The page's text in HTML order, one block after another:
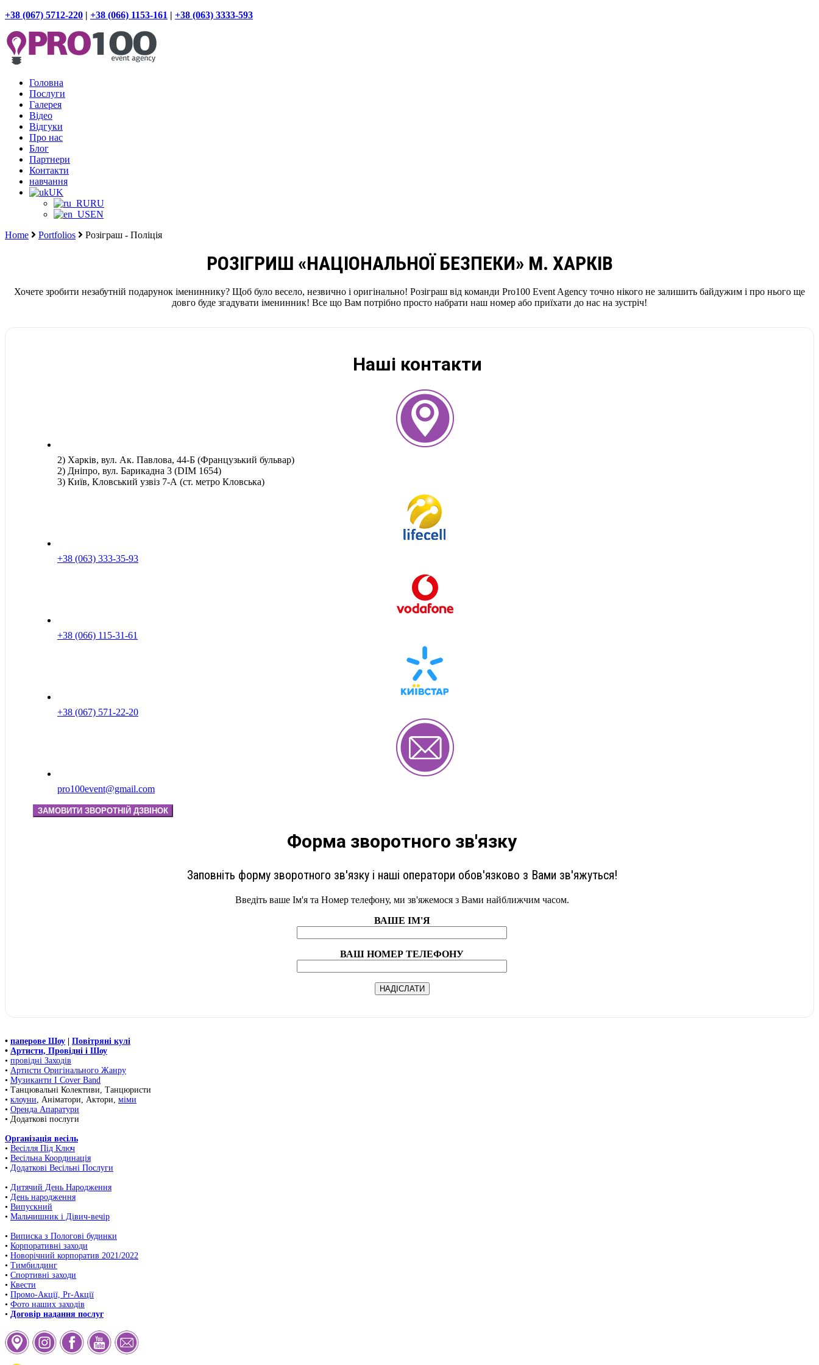
+38 (067) 5712-220 | +38 (066) 1153-161 | +38 (063) 3333-593
Головна
Послуги
Галерея
Відео
Відгуки
Про нас
Блог
Партнери
Контакти
навчання
UK
RU
EN
Home
Portfolios Розіграш - Поліція
РОЗІГРИШ «НАЦІОНАЛЬНОЇ БЕЗПЕКИ» М. ХАРКІВ
Хочете зробити незабутній подарунок імениннику? Щоб було весело, незвично і оригінально! Розіграш від команди Pro100 Event Agency точно нікого не залишить байдужим і про нього ще
довго буде згадувати іменинник! Все що Вам потрібно просто набрати наш номер або приїхати до нас на зустріч!
Наші контакти
2) Харків, вул. Ак. Павлова, 44-Б (Французький бульвар)
2) Дніпро, вул. Барикадна 3 (DIM 1654)
3) Київ, Кловський узвіз 7-А (ст. метро Кловська)
+38 (063) 333-35-93
+38 (066) 115-31-61
+38 (067) 571-22-20
pro100event@gmail.com
ЗАМОВИТИ ЗВОРОТНІЙ ДЗВІНОК
Форма зворотного зв'язку
Заповніть форму зворотного зв'язку і наші оператори обов'язково з Вами зв'яжуться!
Введіть ваше Ім'я та Номер телефону, ми зв'яжемося з Вами найближчим часом.
ВАШЕ ІМ'Я
ВАШ НОМЕР ТЕЛЕФОНУ
• паперове Шоу
Повітряні кулі
• Артисти, Провідні і Шоу
• провідні Заходів
• Артисти Оригінального Жанру
• Музиканти І Cover Band
• Танцювальні Колективи, Танцюристи
• клоуни, Аніматори, Актори, міми
• Оренда Апаратури
• Додаткові послуги
Організація весіль
• Весілля Під Ключ
• Весільна Координація
• Додаткові Весільні Послуги
• Дитячий День Народження
• День народження
• Випускний
• Мальчишник і Дівич-вечір
• Виписка з Пологові будинки
• Корпоративні заходи
• Новорічний корпоратив 2021/2022
• Тимбилдинг
• Спортивні заходи
• Квести
• Промо-Акції, Pr-Акції
• Фото наших заходів
• Договір надання послуг